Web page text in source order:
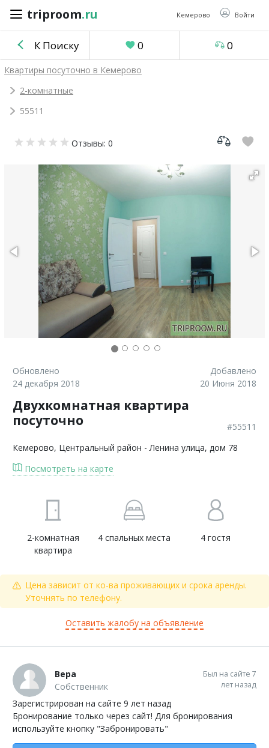
triproom.ru Кемерово Войти
triproom .ru
Российский
Войти / Зарегистрироваться
объявление
Избранное
Сравнение
К Поиску 0 0
Квартиры посуточно в Кемерово
2-комнатные
55511
Отзывы: 0
Обновлено
24 декабря 2018
Добавлено
20 Июня 2018
Двухкомнатная квартира
посуточно
#55511
Кемерово, Центральный район - Ленина улица, дом 78
Посмотреть на карте
2-комнатная
квартира
4 спальных места 4 гостя
Цена зависит от ко-ва проживающих и срока аренды.
Уточнять по телефону.
Оставить жалобу на объявление
Вера
Собственник
Был на сайте 7
лет назад
Зарегистрирован на сайте 9 лет назад
Бронирование только через сайт! Для бронирования
используйте кнопку "Забронировать"